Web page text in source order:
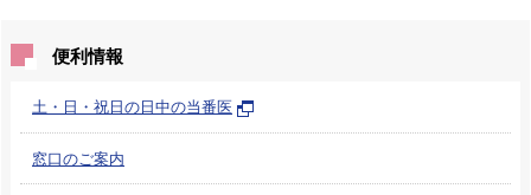
便利情報
土・日・祝日の日中の当番医
窓口のご案内